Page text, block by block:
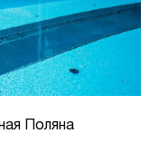
Поляна